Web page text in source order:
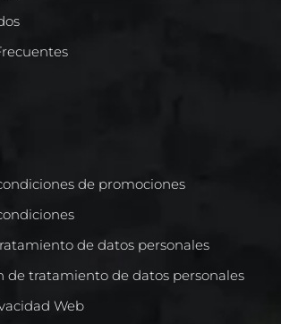
de promociones
de datos personales
de tratamiento de datos personales
Web